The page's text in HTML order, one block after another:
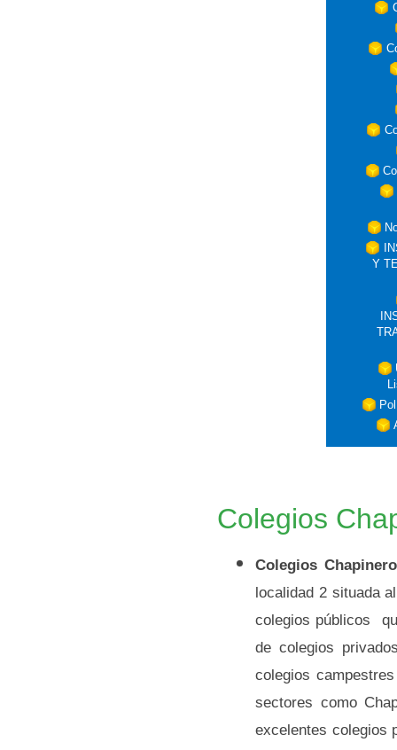
Y
Colegios
Colegios
localidad 2 situada
colegios públicos
de colegios
colegios
sectores como
excelentes colegios